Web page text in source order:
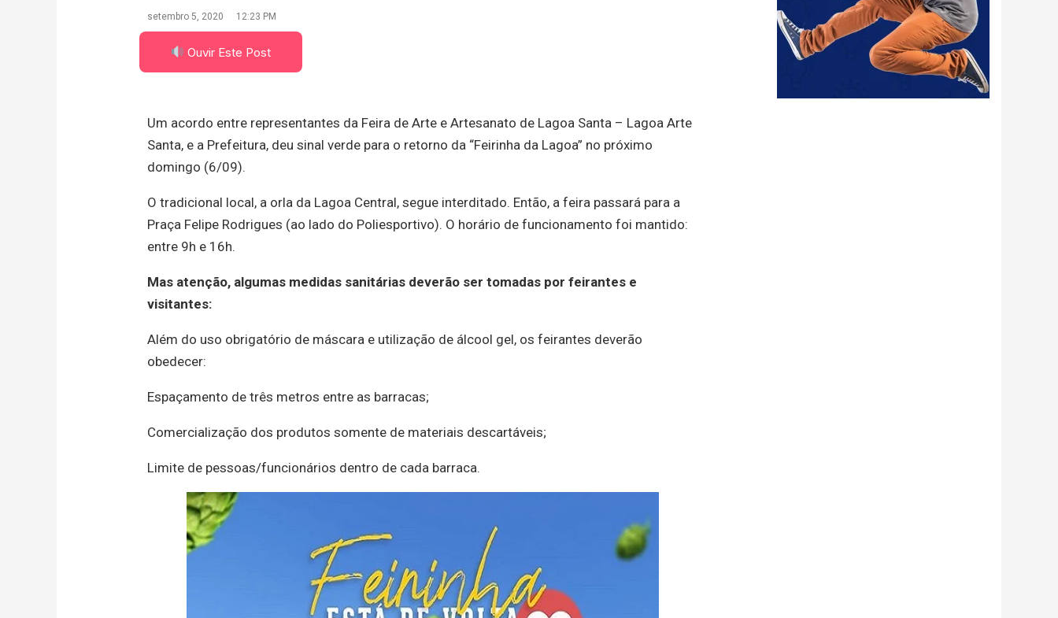
setembro 5, 2020 12:23 PM
Ouvir Este Post
Um acordo entre representantes da Feira de Arte e Artesanato de Lagoa Santa – Lagoa Arte
Santa, e a Prefeitura, deu sinal verde para o retorno da “Feirinha da Lagoa” no próximo
domingo (6/09).
O tradicional local, a orla da Lagoa Central, segue interditado. Então, a feira passará para a
Praça Felipe Rodrigues (ao lado do Poliesportivo). O horário de funcionamento foi mantido:
entre 9h e 16h.
Mas atenção, algumas medidas sanitárias deverão ser tomadas por feirantes e
visitantes:
Além do uso obrigatório de máscara e utilização de álcool gel, os feirantes deverão
obedecer:
Espaçamento de três metros entre as barracas;
Comercialização dos produtos somente de materiais descartáveis;
Limite de pessoas/funcionários dentro de cada barraca.